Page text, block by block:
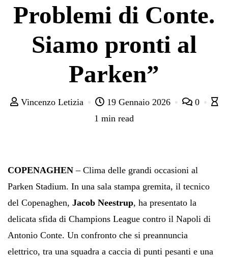
Problemi di Conte.
Siamo pronti al
Parken”
Vincenzo Letizia 19 Gennaio 2026
0
1 min read
COPENAGHEN – Clima delle grandi occasioni al
Parken Stadium. In una sala stampa gremita, il tecnico
del Copenaghen, Jacob Neestrup, ha presentato la
delicata sfida di Champions League contro il Napoli di
Antonio Conte. Un confronto che si preannuncia
elettrico, tra una squadra a caccia di punti pesanti e una